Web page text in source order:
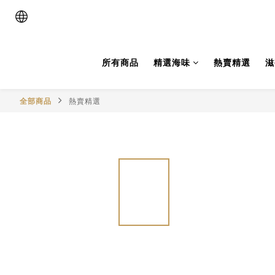
所有商品 精選海味 熱賣精選
全部商品 熱賣精選